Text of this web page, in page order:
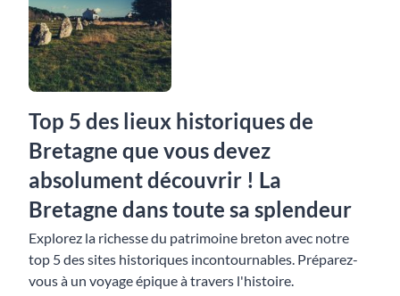
Top 5 des lieux historiques de
Bretagne que vous devez
absolument découvrir ! La
Bretagne dans toute sa splendeur
Explorez la richesse du patrimoine breton avec notre
top 5 des sites historiques incontournables. Préparez-
vous à un voyage épique à travers l'histoire.